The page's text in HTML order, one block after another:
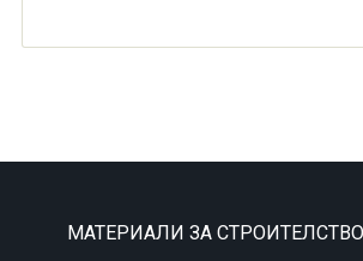
МАТЕРИАЛИ ЗА